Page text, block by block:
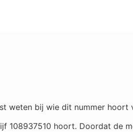
weten bij wie dit nummer
108937510 hoort. Doordat de